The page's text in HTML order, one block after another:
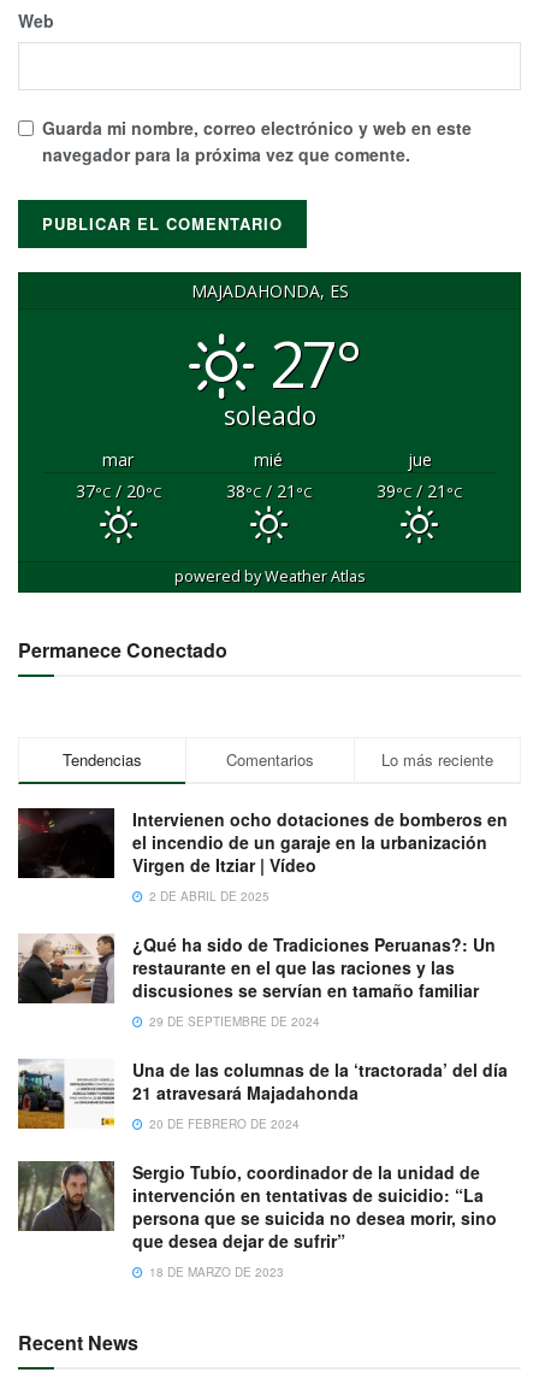
Web
Guarda mi nombre, correo electrónico y web en este
navegador para la próxima vez que comente.
MAJADAHONDA, ES
27°
soleado
mar mié
jue
37°C/ 20°C 38°C/ 21 °C 39°C/ 21 °C
powered byWeather Atlas
Permanece Conectado
Tendencias Comentarios Lo más reciente
Intervienen ocho dotaciones de bomberos en
el incendio de un garaje en la urbanización
Virgen de Itziar | Vídeo
2 DE ABRIL DE 2025
¿Qué ha sido de Tradiciones Peruanas?: Un
restaurante en el que las raciones y las
discusiones se servían en tamaño familiar
29 DE SEPTIEMBRE DE 2024
Una de las columnas de la ‘tractorada’ del día
21 atravesará Majadahonda
20 DE FEBRERO DE 2024
Sergio Tubío, coordinador de la unidad de
intervención en tentativas de suicidio: “La
persona que se suicida no desea morir, sino
que desea dejar de sufrir”
18 DE MARZO DE 2023
Recent News